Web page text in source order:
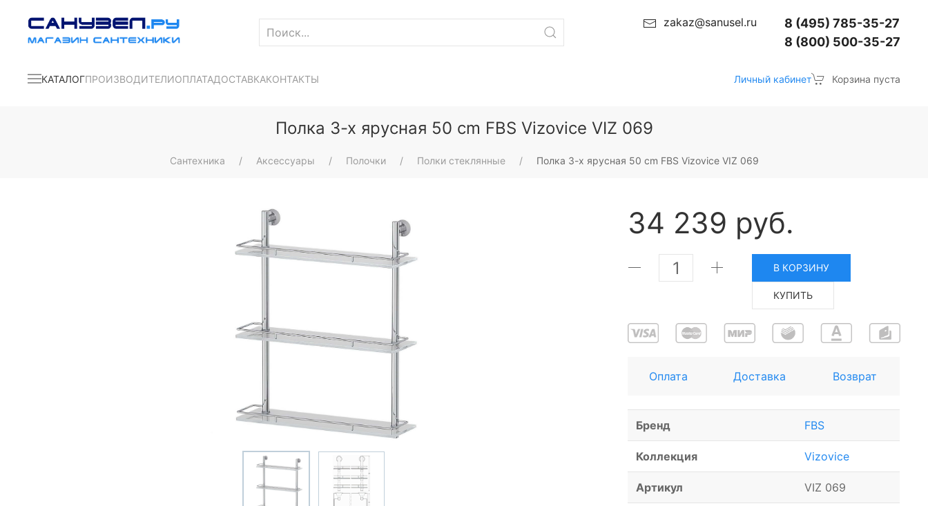
zakaz@sanusel.ru
8 (495) 785-35-27
8 (800) 500-35-27
КАТАЛОГПРОИЗВОДИТЕЛИОПЛАТАДОСТАВКАКОНТАКТЫ Личный кабинет Корзина пуста
Полка 3-х ярусная 50 cm FBS Vizovice VIZ 069
Сантехника Аксессуары Полочки Полки стеклянные Полка 3-х ярусная 50 cm FBS Vizovice VIZ 069
34 239 руб.
В КОРЗИНУ
КУПИТЬ
Оплата Доставка Возврат
Бренд FBS
Коллекция Vizovice
Артикул VIZ 069